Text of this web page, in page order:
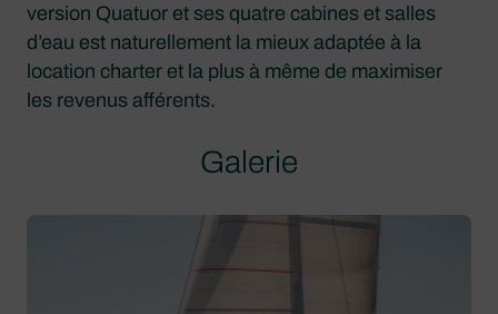
version Quatuor et ses quatre cabines et salles
d’eau est naturellement la mieux adaptée à la
location charter et la plus à même de maximiser
les revenus afférents.
Galerie